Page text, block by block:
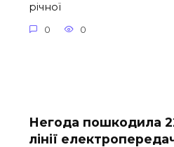
річної
0 0
Негода пошкодила
лінії